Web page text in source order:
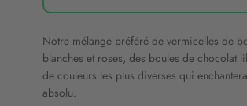
Notre mélange préféré de vermicelles de
blanches et roses, des boules de chocolat
de couleurs les plus diverses qui
absolu.